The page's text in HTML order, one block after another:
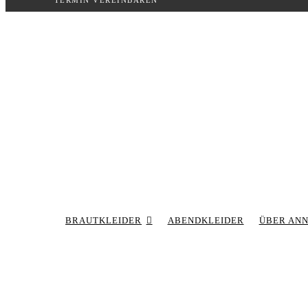
Inhalt
BRAUTKLEIDER ABENDKLEIDER ÜBER